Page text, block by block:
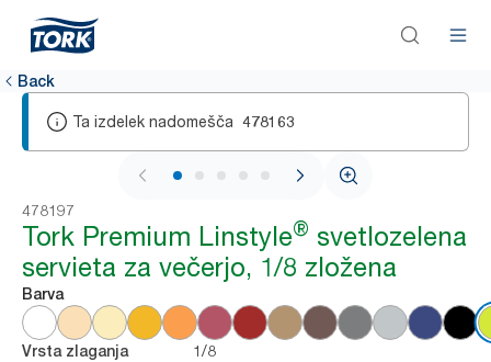
Back
Ta izdelek nadomešča 478163
1 / 5
478197
Tork Premium Linstyle® svetlozelena
servieta za večerjo, 1/8 zložena
Barva
Vrsta zlaganja 1/8